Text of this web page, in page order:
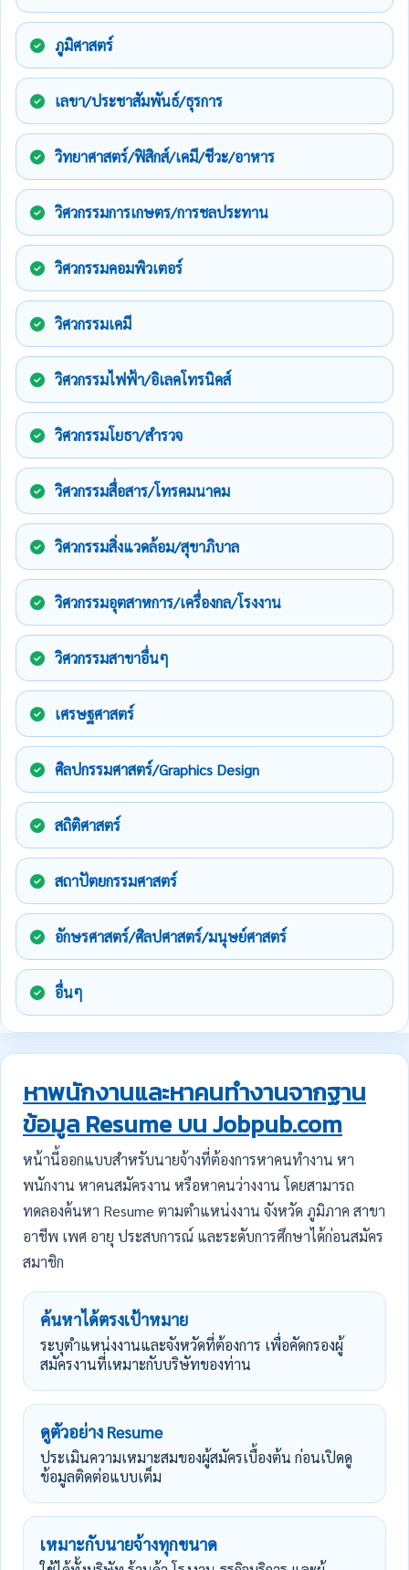
ภูมิศาสตร์
เลขา/ประชาสัมพันธ์/ธุรการ
วิทยาศาสตร์/ฟิสิกส์/เคมี/ชีวะ/อาหาร
วิศวกรรมการเกษตร/การชลประทาน
วิศวกรรมคอมพิวเตอร์
วิศวกรรมเคมี
วิศวกรรมไฟฟ้า/อิเลคโทรนิคส์
วิศวกรรมโยธา/สำรวจ
วิศวกรรมสื่อสาร/โทรคมนาคม
วิศวกรรมสิ่งแวดล้อม/สุขาภิบาล
วิศวกรรมอุตสาหการ/เครื่องกล/โรงงาน
วิศวกรรมสาขาอื่นๆ
เศรษฐศาสตร์
ศิลปกรรมศาสตร์/Graphics Design
สถิติศาสตร์
สถาปัตยกรรมศาสตร์
อักษรศาสตร์/ศิลปศาสตร์/มนุษย์ศาสตร์
อื่นๆ
หาพนักงานและหาคนทำงานจากฐาน
ข้อมูล Resume บน Jobpub.com
หน้านี้ออกแบบสำหรับนายจ้างที่ต้องการหาคนทำงาน หา
พนักงาน หาคนสมัครงาน หรือหาคนว่างงาน โดยสามารถ
ทดลองค้นหา Resume ตามตำแหน่งงาน จังหวัด ภูมิภาค สาขา
อาชีพ เพศ อายุ ประสบการณ์ และระดับการศึกษาได้ก่อนสมัคร
สมาชิก
ค้นหาได้ตรงเป้าหมาย
ระบุตำแหน่งงานและจังหวัดที่ต้องการ เพื่อคัดกรองผู้
สมัครงานที่เหมาะกับบริษัทของท่าน
ดูตัวอย่าง Resume
ประเมินความเหมาะสมของผู้สมัครเบื้องต้น ก่อนเปิดดู
ข้อมูลติดต่อแบบเต็ม
เหมาะกับนายจ้างทุกขนาด